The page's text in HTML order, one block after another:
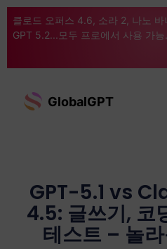
클로드 오퍼스 4.6, 소라 2, 나노 바
GPT 5.2...모두 프로에서 사용 가
GlobalGPT
GPT-5.1 vs
4.5: 글쓰기, 코
테스트 – 놀